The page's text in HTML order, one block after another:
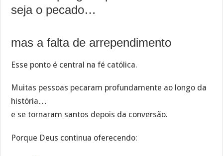
seja o pecado…
mas a falta de arrependimento
Esse ponto é central na fé católica.
Muitas pessoas pecaram profundamente ao longo da
história…
e se tornaram santos depois da conversão.
Porque Deus continua oferecendo: